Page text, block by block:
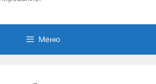
Меню